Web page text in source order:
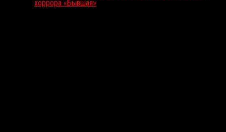
хоррора «Бывшая»